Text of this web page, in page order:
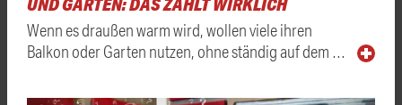
Wenn es draußen warm wird, wollen viele ihren
Balkon oder Garten nutzen, ohne ständig auf dem …